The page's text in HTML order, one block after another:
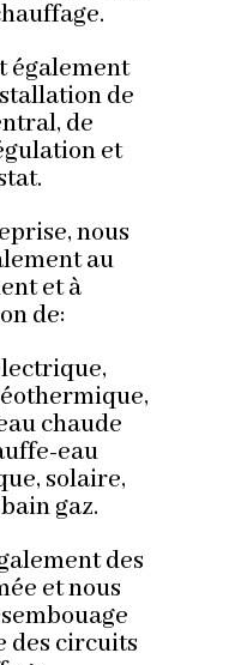
également
de
de
et
nous
au
et à
de:
chaude
eau
solaire,
gaz.
des
et nous
des circuits